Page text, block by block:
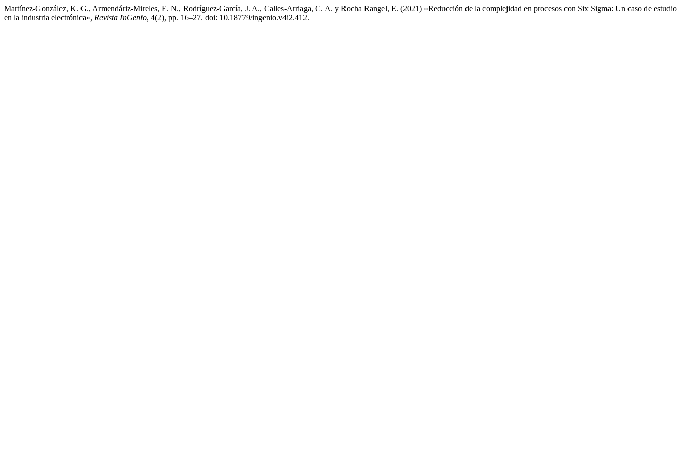
Martínez-González, K. G., Armendáriz-Mireles, E. N., Rodríguez-García, J. A., Calles-Arriaga, C. A. y Rocha Rangel, E. (2021) «Reducción de la complejidad en procesos con Six Sigma: Un caso de estudio
en la industria electrónica», Revista InGenio, 4(2), pp. 16–27. doi: 10.18779/ingenio.v4i2.412.